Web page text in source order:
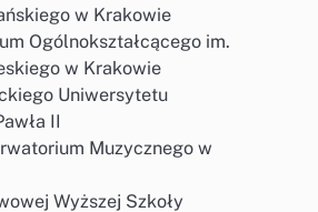
w Krakowie
Ogólnokształcącego im.
w Krakowie
Uniwersytetu
II
Muzycznego w
Wyższej Szkoły